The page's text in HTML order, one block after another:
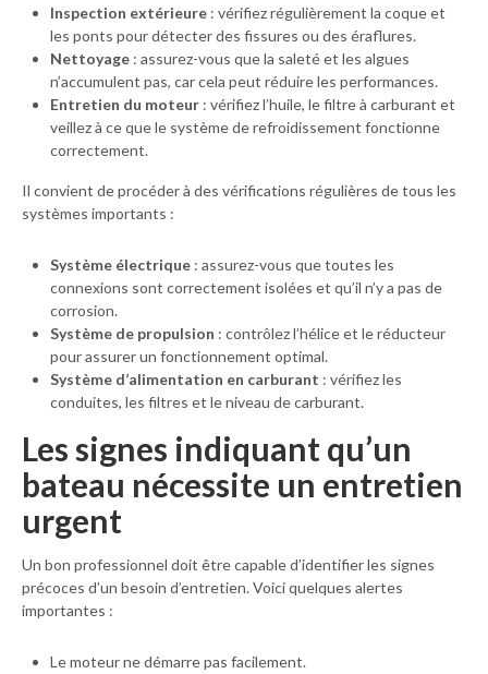
Inspection extérieure : vérifiez régulièrement la coque et
les ponts pour détecter des fissures ou des éraflures.
Nettoyage : assurez-vous que la saleté et les algues
n’accumulent pas, car cela peut réduire les performances.
Entretien du moteur : vérifiez l’huile, le filtre à carburant et
veillez à ce que le système de refroidissement fonctionne
correctement.
Il convient de procéder à des vérifications régulières de tous les
systèmes importants :
Système électrique : assurez-vous que toutes les
connexions sont correctement isolées et qu’il n’y a pas de
corrosion.
Système de propulsion : contrôlez l’hélice et le réducteur
pour assurer un fonctionnement optimal.
Système d’alimentation en carburant : vérifiez les
conduites, les filtres et le niveau de carburant.
Les signes indiquant qu’un
bateau nécessite un entretien
urgent
Un bon professionnel doit être capable d’identifier les signes
précoces d’un besoin d’entretien. Voici quelques alertes
importantes :
Le moteur ne démarre pas facilement.